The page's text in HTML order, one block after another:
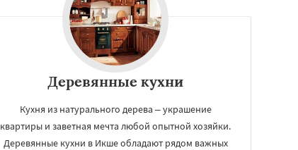
Деревянные кухни
Кухня из натурального дерева – украшение
квартиры и заветная мечта любой опытной хозяйки.
Деревянные кухни в Икше обладают рядом важных